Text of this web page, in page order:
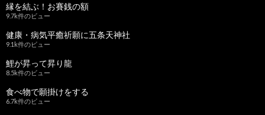
縁を結ぶ！お賽銭の額
9.7k件のビュー
健康・病気平癒祈願に五条天神社
9.1k件のビュー
鯉が昇って昇り龍
8.5k件のビュー
食べ物で願掛けをする
6.7k件のビュー